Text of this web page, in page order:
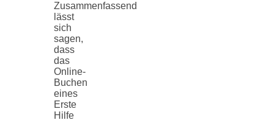
Zusammenfassend
lässt
sich
sagen,
dass
das
Online-
Buchen
eines
Erste
Hilfe